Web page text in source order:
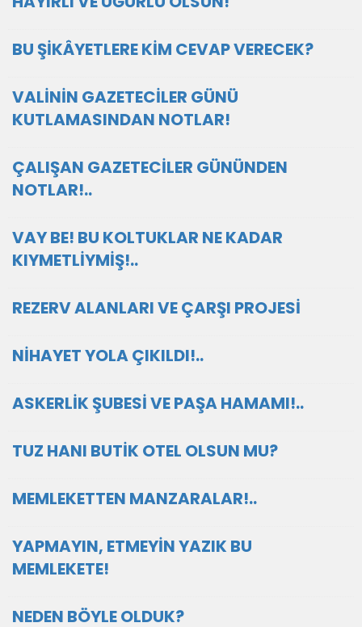
BU ŞİKÂYETLERE KİM CEVAP VERECEK?
VALİNİN GAZETECİLER GÜNÜ
KUTLAMASINDAN NOTLAR!
ÇALIŞAN GAZETECİLER GÜNÜNDEN
NOTLAR!..
VAY BE! BU KOLTUKLAR NE KADAR
KIYMETLİYMİŞ!..
REZERV ALANLARI VE ÇARŞI PROJESİ
NİHAYET YOLA ÇIKILDI!..
ASKERLİK ŞUBESİ VE PAŞA HAMAMI!..
TUZ HANI BUTİK OTEL OLSUN MU?
MEMLEKETTEN MANZARALAR!..
YAPMAYIN, ETMEYİN YAZIK BU
MEMLEKETE!
NEDEN BÖYLE OLDUK?